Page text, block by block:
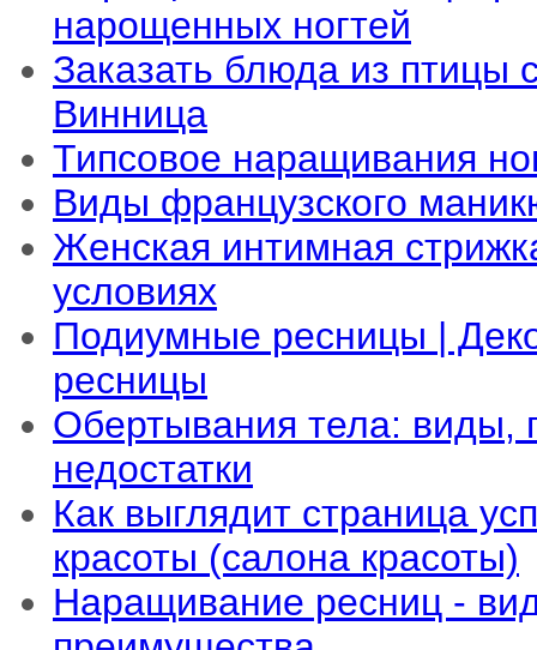
нарощенных ногтей
Заказать блюда из птицы
Винница
Типсовое наращивания
Виды французского
Женская интимная
условиях
Подиумные ресницы |
ресницы
Обертывания тела: виды,
недостатки
Как выглядит страница
красоты (салона красоты)
Наращивание ресниц -